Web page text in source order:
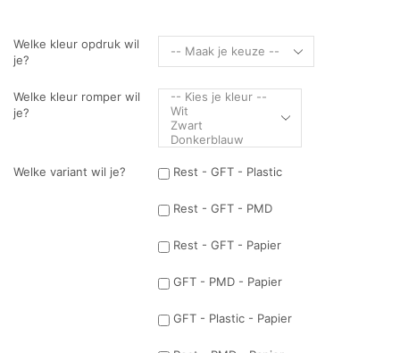
Welke kleur opdruk wil
je?
Welke kleur romper wil
je?
Welke variant wil je? Rest - GFT - Plastic
Rest - GFT - PMD
Rest - GFT - Papier
GFT - PMD - Papier
GFT - Plastic - Papier